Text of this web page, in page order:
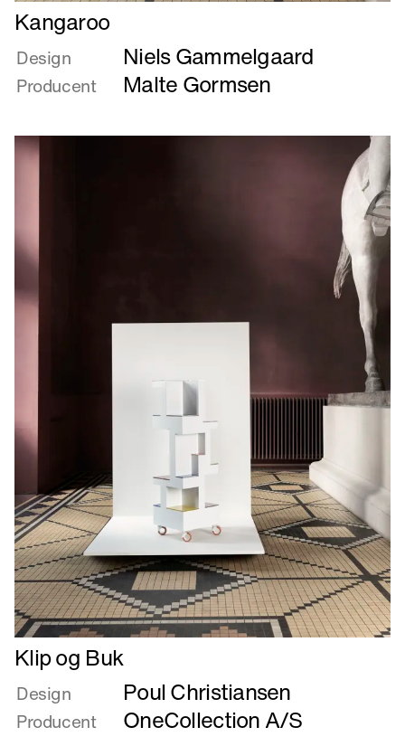
Læs
mere
om
Kangaroo
Kangaroo
Design Niels Gammelgaard
Producent Malte Gormsen
Læs
mere
om
Klip
og
Klip og Buk
Design Poul Christiansen
Producent OneCollection A/S